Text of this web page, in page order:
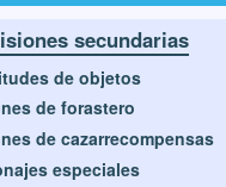
secundarias
de objetos
de forastero
de cazarrecompensas
especiales